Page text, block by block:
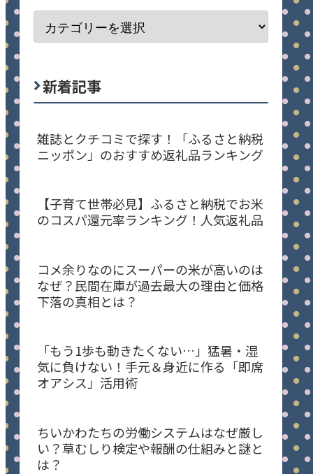
新着記事
雑誌とクチコミで探す！「ふるさと納税
ニッポン」のおすすめ返礼品ランキング
【子育て世帯必見】ふるさと納税でお米
のコスパ還元率ランキング！人気返礼品
コメ余りなのにスーパーの米が高いのは
なぜ？民間在庫が過去最大の理由と価格
下落の真相とは？
「もう1歩も動きたくない…」猛暑・湿
気に負けない！手元＆身近に作る「即席
オアシス」活用術
ちいかわたちの労働システムはなぜ厳し
い？草むしり検定や報酬の仕組みと謎と
は？